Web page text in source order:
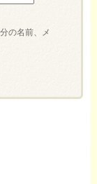
の名前、メ